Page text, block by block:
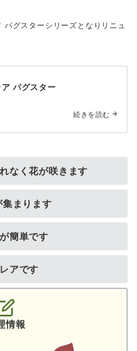
グスターシリーズとなりリニュ
パグスター
続きを読む
なく花が咲きます
集まります
簡単です
アです
情報